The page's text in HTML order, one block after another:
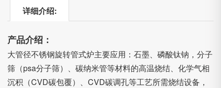
详细介绍:
产品介绍：
大管径不锈钢旋转管式炉主要应用：石墨、磷酸钛钠，分子
筛（psa分子筛）、碳纳米管等材料的高温烧结、化学气相
沉积（CVD碳包覆）、CVD碳调孔等工艺所需烧结设备，